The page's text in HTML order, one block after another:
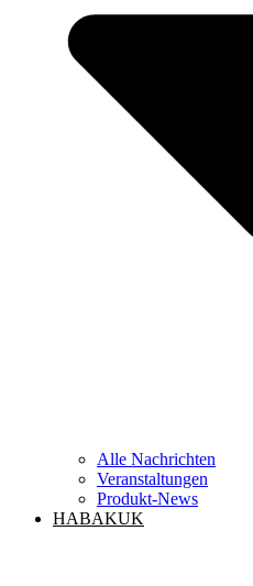
Alle Nachrichten
Veranstaltungen
Produkt-News
HABAKUK